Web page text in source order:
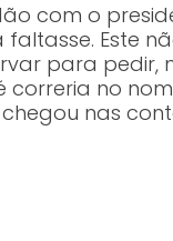
com o
Este
para pedir,
no
nas